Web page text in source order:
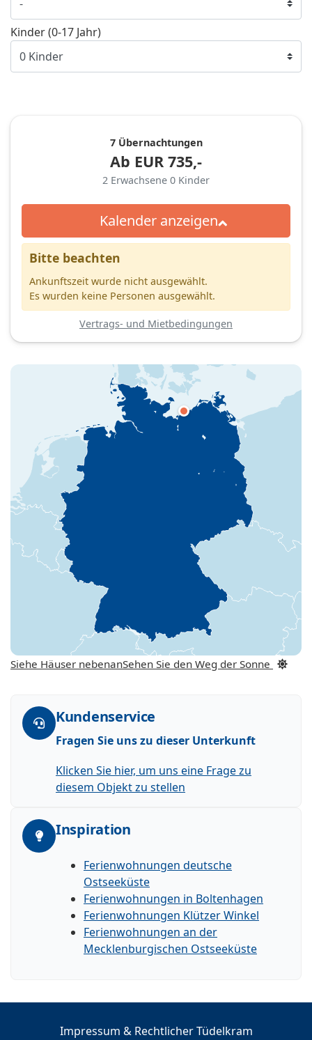
Kinder (0-17 Jahr)
7 Übernachtungen
Ab EUR 735,-
2 Erwachsene 0 Kinder
Kalender anzeigen
Bitte beachten
Ankunftszeit wurde nicht ausgewählt.
Es wurden keine Personen ausgewählt.
Vertrags- und Mietbedingungen
Siehe Häuser nebenanSehen Sie den Weg der Sonne
Kundenservice
Fragen Sie uns zu dieser Unterkunft
Klicken Sie hier, um uns eine Frage zu
diesem Objekt zu stellen
Inspiration
Ferienwohnungen deutsche
Ostseeküste
Ferienwohnungen in Boltenhagen
Ferienwohnungen Klützer Winkel
Ferienwohnungen an der
Mecklenburgischen Ostseeküste
Impressum & Rechtlicher Tüdelkram